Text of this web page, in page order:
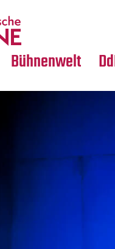
Bühnenwelt
Medientipps